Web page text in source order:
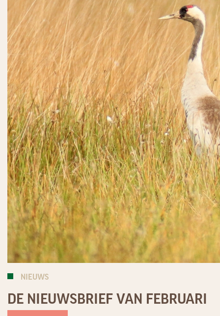
NIEUWS
DE NIEUWSBRIEF VAN FEBRUARI